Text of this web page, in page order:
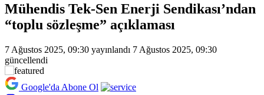
Mühendis Tek-Sen Enerji Sendikası’ndan
“toplu sözleşme” açıklaması
7 Ağustos 2025, 09:30 yayınlandı 7 Ağustos 2025, 09:30
güncellendi
Google'da Abone Ol